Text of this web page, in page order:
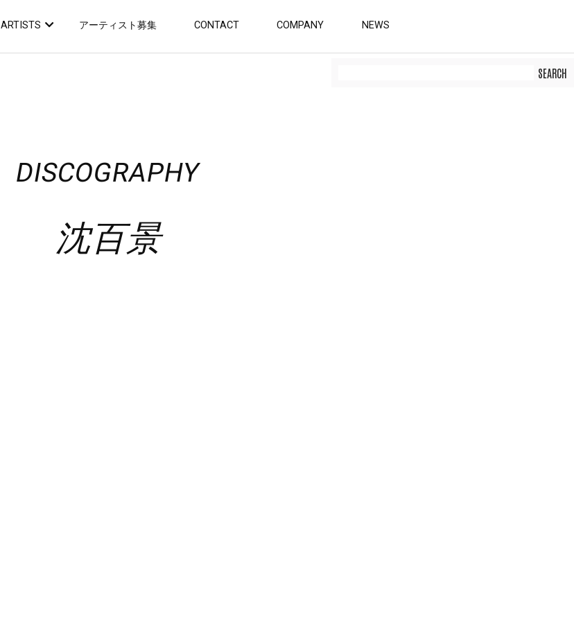
ARTISTS アーティスト募集 CONTACT COMPANY NEWS
DISCOGRAPHY
沈百景